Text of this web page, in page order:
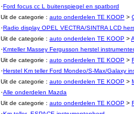
·Ford focus cc L buitenspiegel en spatbord
Uit de categorie : auto onderdelen TE KOOP >
·Radio display OPEL VECTRA/SINTRA LCD
Uit de categorie : auto onderdelen TE KOOP >
·Kmteller Massey Fergusson herstel
Uit de categorie : auto onderdelen TE KOOP >
·Herstel Km teller Ford Mondeo/S-Max/Galaxy
Uit de categorie : auto onderdelen TE KOOP >
·Alle onderdelen Mazda
Uit de categorie : auto onderdelen TE KOOP >